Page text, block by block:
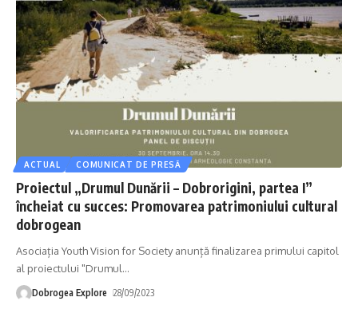
ACTUAL COMUNICAT DE PRESĂ
Proiectul „Drumul Dunării – Dobrorigini, partea I”
încheiat cu succes: Promovarea patrimoniului cultural
dobrogean
Asociația Youth Vision for Society anunță finalizarea primului capitol
al proiectului "Drumul…
Dobrogea Explore 28/09/2023